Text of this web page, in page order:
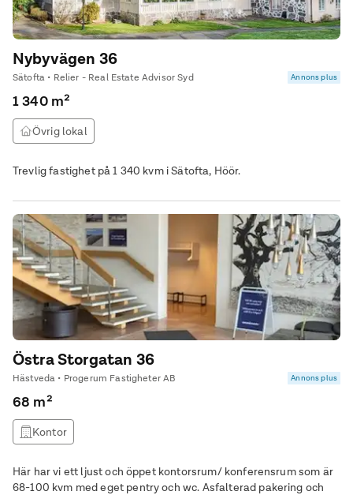
Nybyvägen 36
Sätofta • Relier - Real Estate Advisor Syd Annons plus
1 340 m²
Övrig lokal
Trevlig fastighet på 1 340 kvm i Sätofta, Höör.
Östra Storgatan 36
Hästveda • Progerum Fastigheter AB Annons plus
68 m²
Kontor
Här har vi ett ljust och öppet kontorsrum/ konferensrum som är
68-100 kvm med eget pentry och wc. Asfalterad pakering och